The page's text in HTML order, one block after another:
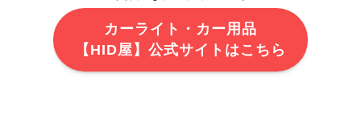
カーライト・カー用品
【HID屋】公式サイトはこちら